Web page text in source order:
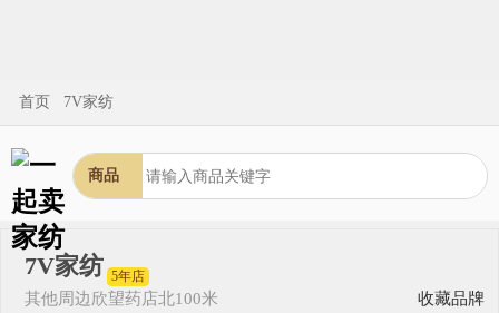
首页 7V家纺
商品
7V家纺 5年店
其他周边欣望药店北100米 收藏品牌